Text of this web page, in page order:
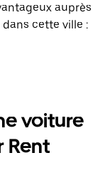
auprès
cette ville :
voiture
Rent